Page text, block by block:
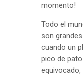
momento!
Todo el
son
cuando un
pico de
equivocado,